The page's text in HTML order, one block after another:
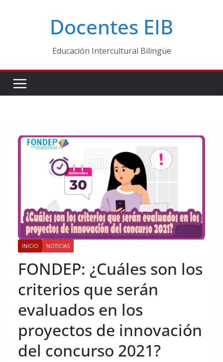
Docentes EIB
Educación Intercultural Bilingüe
INICIO NOTICIAS
FONDEP: ¿Cuáles son los
criterios que serán
evaluados en los
proyectos de innovación
del concurso 2021?